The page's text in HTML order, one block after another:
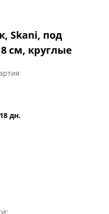
Skani, под
см, круглые
дн.